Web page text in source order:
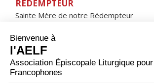
RÉDEMPTEUR
Sainte Mère de notre Rédempteur
Étoile de la mer,
Viens au secours du peuple qui tombe
et qui cherche à se relever.
Tu as enfanté, ô merveille !
celui qui t'a créée,